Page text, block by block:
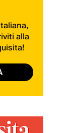
alla